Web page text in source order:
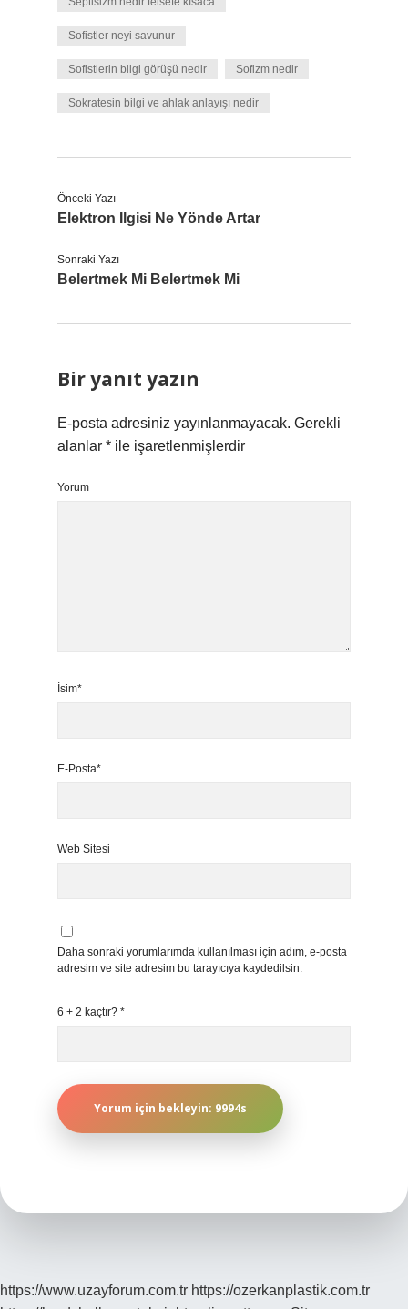
Sofistler neyi savunur
Sofistlerin bilgi görüşü nedir Sofizm nedir
Sokratesin bilgi ve ahlak anlayışı nedir
Önceki Yazı
Elektron Ilgisi Ne Yönde Artar
Sonraki Yazı
Belertmek Mi Belertmek Mi
Bir yanıt yazın
E-posta adresiniz yayınlanmayacak. Gerekli
alanlar * ile işaretlenmişlerdir
Yorum
İsim*
E-Posta*
Web Sitesi
Daha sonraki yorumlarımda kullanılması için adım, e-posta
adresim ve site adresim bu tarayıcıya kaydedilsin.
6 + 2 kaçtır? *
https://www.uzayforum.com.tr https://ozerkanplastik.com.tr